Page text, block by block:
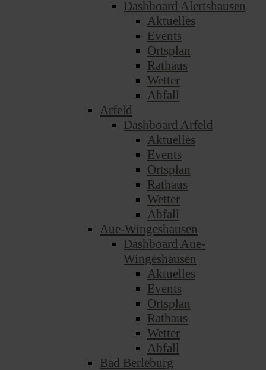
Dashboard Alertshausen
Aktuelles
Events
Ortsplan
Rathaus
Wetter
Abfall
Arfeld
Dashboard Arfeld
Aktuelles
Events
Ortsplan
Rathaus
Wetter
Abfall
Aue-Wingeshausen
Dashboard Aue-
Wingeshausen
Aktuelles
Events
Ortsplan
Rathaus
Wetter
Abfall
Bad Berleburg